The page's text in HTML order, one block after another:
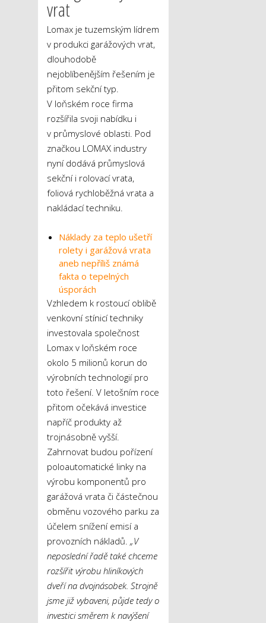
vrat
Lomax je tuzemským lídrem
v produkci garážových vrat,
dlouhodobě
nejoblíbenějším řešením je
přitom sekční typ.
V loňském roce firma
rozšířila svoji nabídku i
v průmyslové oblasti. Pod
značkou LOMAX industry
nyní dodává průmyslová
sekční i rolovací vrata,
foliová rychloběžná vrata a
nakládací techniku.
Náklady za teplo ušetří
rolety i garážová vrata
aneb nepříliš známá
fakta o tepelných
úsporách
Vzhledem k rostoucí oblibě
venkovní stínicí techniky
investovala společnost
Lomax v loňském roce
okolo 5 milionů korun do
výrobních technologií pro
toto řešení. V letošním roce
přitom očekává investice
napříč produkty až
trojnásobně vyšší.
Zahrnovat budou pořízení
poloautomatické linky na
výrobu komponentů pro
garážová vrata či částečnou
obměnu vozového parku za
účelem snížení emisí a
provozních nákladů. „V
neposlední řadě také chceme
rozšířit výrobu hliníkových
dveří na dvojnásobek. Strojně
jsme již vybaveni, půjde tedy o
investici směrem k navýšení